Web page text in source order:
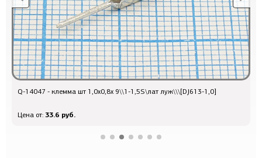
Q-14047 - клемма шт 1,0x0,8x 9\\1-1,5S\лат луж\\\[DJ613-1,0]
Цена от: 33.6 руб.